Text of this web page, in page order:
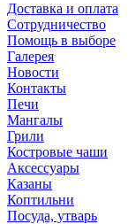
Доставка и оплата
Сотрудничество
Помощь в выборе
Галерея
Новости
Контакты
Печи
Мангалы
Грили
Костровые чаши
Аксессуары
Казаны
Коптильни
Посуда, утварь